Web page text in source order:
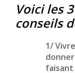
Voici les
conseils
1/
faisant